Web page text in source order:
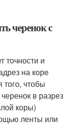
черенок с
точности и
на коре
того, чтобы
в разрез
коры)
ленты или